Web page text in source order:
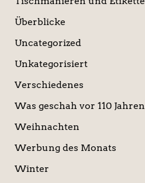
Überblicke
Uncategorized
Unkategorisiert
Verschiedenes
Was geschah vor 110 Jahren
Weihnachten
Werbung des Monats
Winter